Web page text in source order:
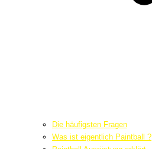
Die häufigsten Fragen
Was ist eigentlich Paintball ?